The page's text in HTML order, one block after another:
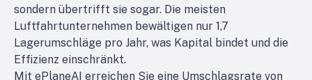
sondern übertrifft sie sogar. Die meisten
Luftfahrtunternehmen bewältigen nur 1,7
Lagerumschläge pro Jahr, was Kapital bindet und die
Effizienz einschränkt.
Mit ePlaneAI erreichen Sie eine Umschlagsrate von